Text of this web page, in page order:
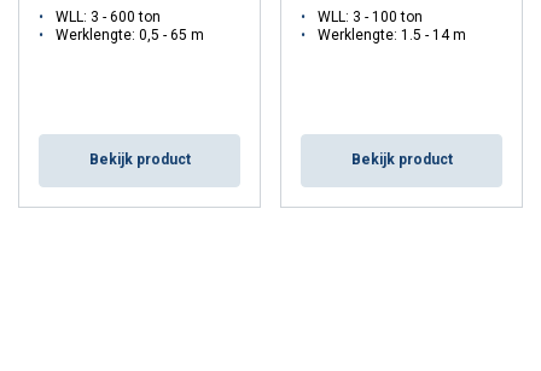
WLL: 3 - 600 ton
Werklengte: 0,5 - 65 m
Bekijk product
WLL: 3 - 100 ton
Werklengte: 1.5 - 14 m
Bekijk product